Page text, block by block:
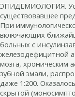
ЭПИДЕМИОЛОГИЯ.
существовавшее
При
включающих
больных с
железодефицитной
мозга, хроническим
зубной эмали,
даже 1:200.
скрытой